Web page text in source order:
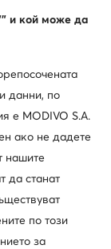
SUMMER
Туристически · Speed Solo Mid Wp J004533 · Кафяв
186,11 €-45%
и кой може да
данни, по
е MODIVO S.A.
ако не дадете
нашите
да станат
по този
за